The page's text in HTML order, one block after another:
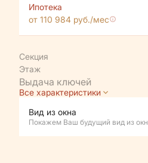
Ипотека
от 110 984 руб./мес
Секция
Этаж
Все характеристики
Вид из окна
Покажем Ваш будущий вид из